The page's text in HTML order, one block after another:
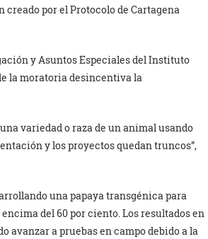
por el Protocolo de Cartagena
y Asuntos Especiales del Instituto
la moratoria desincentiva la
variedad o raza de un animal usando
y los proyectos quedan truncos”,
una papaya transgénica para
del 60 por ciento. Los resultados en
avanzar a pruebas en campo debido a la